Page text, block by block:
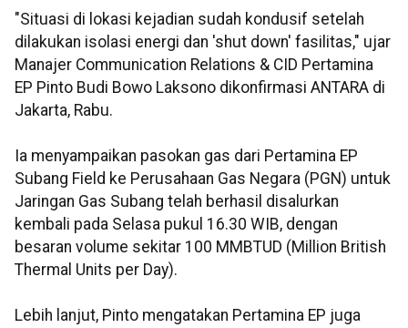
"Situasi di lokasi kejadian sudah kondusif setelah
dilakukan isolasi energi dan 'shut down' fasilitas," ujar
Manajer Communication Relations & CID Pertamina
EP Pinto Budi Bowo Laksono dikonfirmasi ANTARA di
Jakarta, Rabu.
Ia menyampaikan pasokan gas dari Pertamina EP
Subang Field ke Perusahaan Gas Negara (PGN) untuk
Jaringan Gas Subang telah berhasil disalurkan
kembali pada Selasa pukul 16.30 WIB, dengan
besaran volume sekitar 100 MMBTUD (Million British
Thermal Units per Day).
Lebih lanjut, Pinto mengatakan Pertamina EP juga